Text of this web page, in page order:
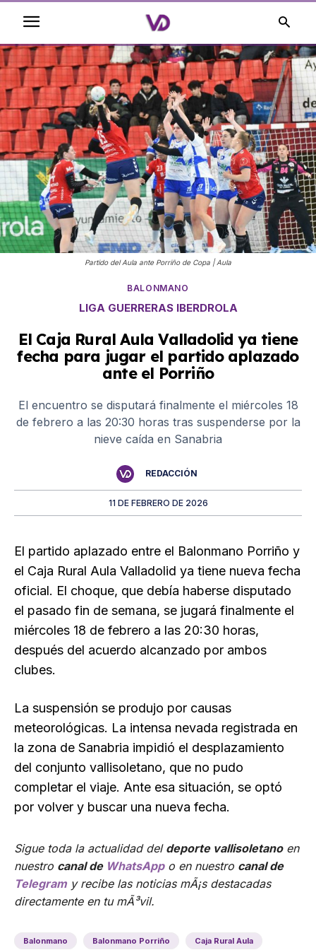
Partido del Aula ante Porriño de Copa | Aula
BALONMANO
LIGA GUERRERAS IBERDROLA
El Caja Rural Aula Valladolid ya tiene
fecha para jugar el partido aplazado
ante el Porriño
El encuentro se disputará finalmente el miércoles 18
de febrero a las 20:30 horas tras suspenderse por la
nieve caída en Sanabria
REDACCIÓN
11 DE FEBRERO DE 2026
El partido aplazado entre el Balonmano Porriño y
el Caja Rural Aula Valladolid ya tiene nueva fecha
oficial. El choque, que debía haberse disputado
el pasado fin de semana, se jugará finalmente el
miércoles 18 de febrero a las 20:30 horas,
después del acuerdo alcanzado por ambos
clubes.
La suspensión se produjo por causas
meteorológicas. La intensa nevada registrada en
la zona de Sanabria impidió el desplazamiento
del conjunto vallisoletano, que no pudo
completar el viaje. Ante esa situación, se optó
por volver y buscar una nueva fecha.
Sigue toda la actualidad del deporte vallisoletanoen
nuestro canal de WhatsAppo en nuestro canal de
Telegramy recibe las noticias mÃ¡s destacadas
directamente en tu mÃ³vil.
Balonmano Balonmano Porriño Caja Rural Aula